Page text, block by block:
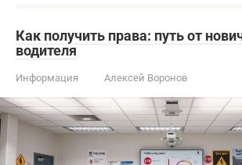
Как получить права: путь от
водителя
Информация Алексей Воронов